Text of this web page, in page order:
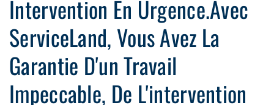
Intervention En Urgence.Avec
ServiceLand, Vous Avez La
Garantie D'un Travail
Impeccable, De L'intervention